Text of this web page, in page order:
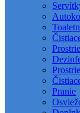
Pranie